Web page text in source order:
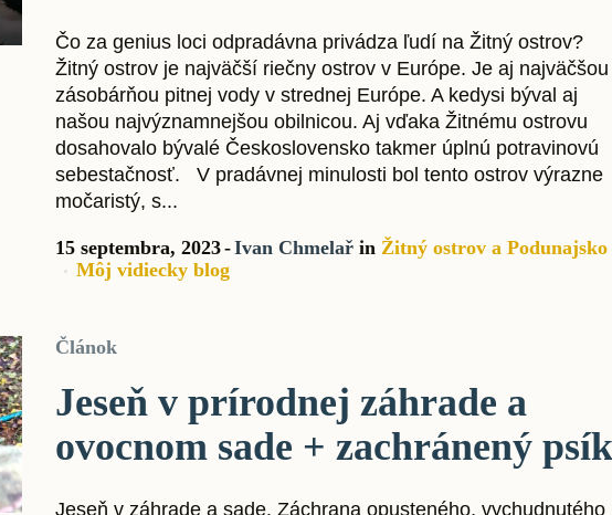
Čo za genius loci odpradávna privádza ľudí na Žitný ostrov?
Žitný ostrov je najväčší riečny ostrov v Európe. Je aj najväčšou
zásobárňou pitnej vody v strednej Európe. A kedysi býval aj
našou najvýznamnejšou obilnicou. Aj vďaka Žitnému ostrovu
dosahovalo bývalé Československo takmer úplnú potravinovú
sebestačnosť. V pradávnej minulosti bol tento ostrov výrazne
močaristý, s...
15 septembra, 2023 Ivan Chmelařin Žitný ostrov a Podunajsko
Môj vidiecky blog
Článok
Jeseň v prírodnej záhrade a
ovocnom sade + zachránený psík
Jeseň v záhrade a sade. Záchrana opusteného, vychudnutého